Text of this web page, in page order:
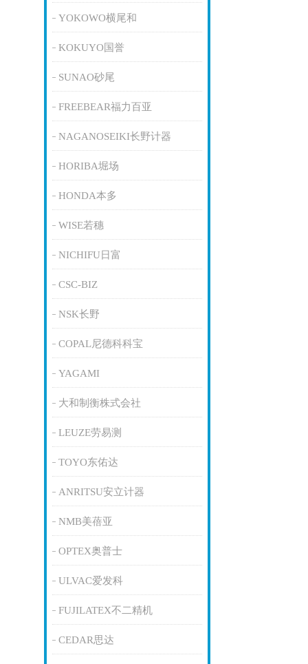
YOKOWO横尾和
KOKUYO国誉
SUNAO砂尾
FREEBEAR福力百亚
NAGANOSEIKI长野计器
HORIBA堀场
HONDA本多
WISE若穗
NICHIFU日富
CSC-BIZ
NSK长野
COPAL尼德科科宝
YAGAMI
大和制衡株式会社
LEUZE劳易测
TOYO东佑达
ANRITSU安立计器
NMB美蓓亚
OPTEX奥普士
ULVAC爱发科
FUJILATEX不二精机
CEDAR思达